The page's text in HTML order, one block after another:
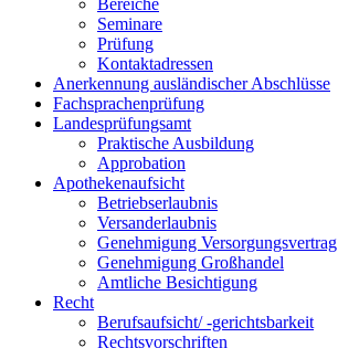
Bereiche
Seminare
Prüfung
Kontaktadressen
Anerkennung ausländischer Abschlüsse
Fachsprachenprüfung
Landesprüfungsamt
Praktische Ausbildung
Approbation
Apothekenaufsicht
Betriebserlaubnis
Versanderlaubnis
Genehmigung Versorgungsvertrag
Genehmigung Großhandel
Amtliche Besichtigung
Recht
Berufsaufsicht/ -gerichtsbarkeit
Rechtsvorschriften